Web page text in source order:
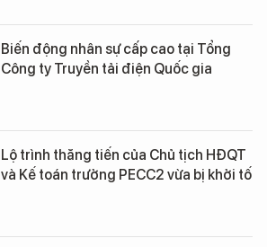
Biến động nhân sự cấp cao tại Tổng
Công ty Truyền tải điện Quốc gia
Lộ trình thăng tiến của Chủ tịch HĐQT
và Kế toán trưởng PECC2 vừa bị khởi tố